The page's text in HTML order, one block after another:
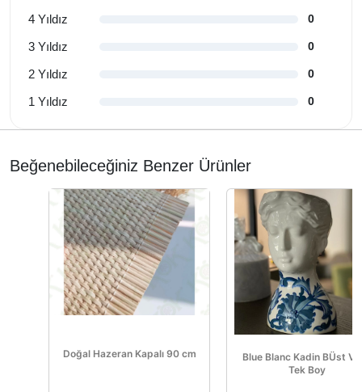
4 Yıldız 0
3 Yıldız 0
2 Yıldız 0
1 Yıldız 0
Beğenebileceğiniz Benzer Ürünler
Doğal Hazeran Kapalı 90 cm
Blue Blanc Kadin BÜst
Tek Boy